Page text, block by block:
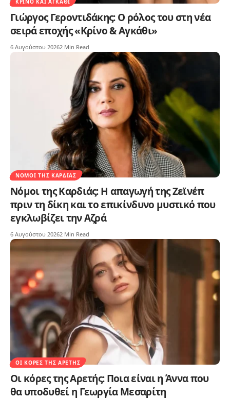
ΚΡΊΝΟ ΚΑΙ ΑΓΚΆΘΙ
Γιώργος Γεροντιδάκης: Ο ρόλος του στη νέα
σειρά εποχής «Κρίνο & Αγκάθι»
6 Αυγούστου 20262 Min Read
ΝΌΜΟΙ ΤΗΣ ΚΑΡΔΙΆΣ
Νόμοι της Καρδιάς: Η απαγωγή της Ζεϊνέπ
πριν τη δίκη και το επικίνδυνο μυστικό που
εγκλωβίζει την Αζρά
6 Αυγούστου 20262 Min Read
ΟΙ ΚΌΡΕΣ ΤΗΣ ΑΡΕΤΉΣ
Οι κόρες της Αρετής: Ποια είναι η Άννα που
θα υποδυθεί η Γεωργία Μεσαρίτη